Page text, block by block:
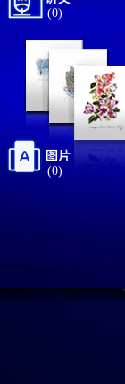
(0)
(0)